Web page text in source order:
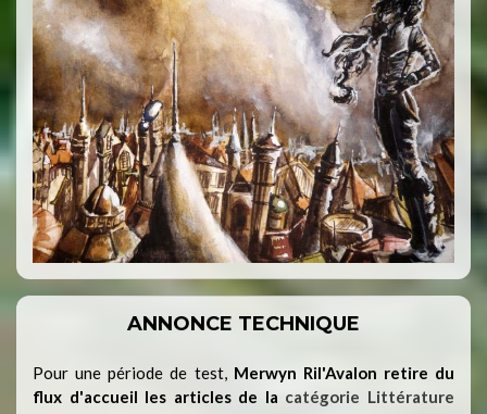
ANNONCE TECHNIQUE
Pour une période de test,Merwyn Ril'Avalon retire du
flux d'accueil les articles de la catégorie Littérature